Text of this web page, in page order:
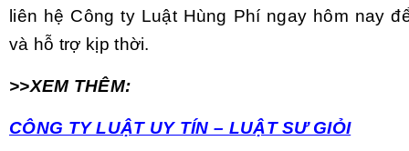
liên hệ Công ty Luật Hùng Phí ngay hôm nay
và hỗ trợ kịp thời.
>>XEM THÊM:
CÔNG TY LUẬT UY TÍN – LUẬT SƯ GIỎI